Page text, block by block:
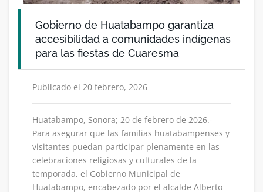
Gobierno de Huatabampo garantiza
accesibilidad a comunidades indígenas
para las fiestas de Cuaresma
Publicado el 20 febrero, 2026
Huatabampo, Sonora; 20 de febrero de 2026.-
Para asegurar que las familias huatabampenses y
visitantes puedan participar plenamente en las
celebraciones religiosas y culturales de la
temporada, el Gobierno Municipal de
Huatabampo, encabezado por el alcalde Alberto